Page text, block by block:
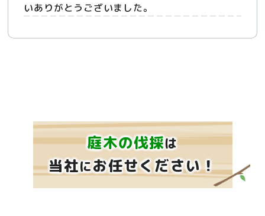
いありがとうございました。
庭木の伐採は
当社にお任せください！